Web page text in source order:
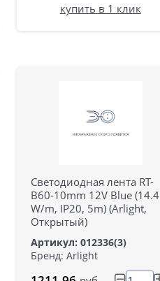
купить в 1 клик
Светодиодная лента RT-
B60-10mm 12V Blue (14.4
W/m, IP20, 5m) (Arlight,
Открытый)
Артикул: 012336(3)
Бренд: Arlight